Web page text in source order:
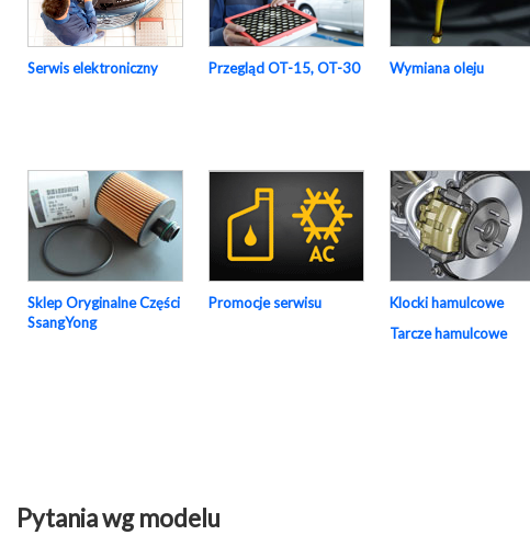
Serwis elektroniczny Przegląd OT-15, OT-30 Wymiana oleju
Sklep Oryginalne Części
SsangYong
Promocje serwisu
Klocki hamulcowe
Tarcze hamulcowe
Pytania wg modelu